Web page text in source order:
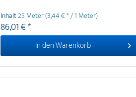
Inhalt25 Meter(3,44 € * / 1 Meter)
86,01 € *
In denWarenkorb